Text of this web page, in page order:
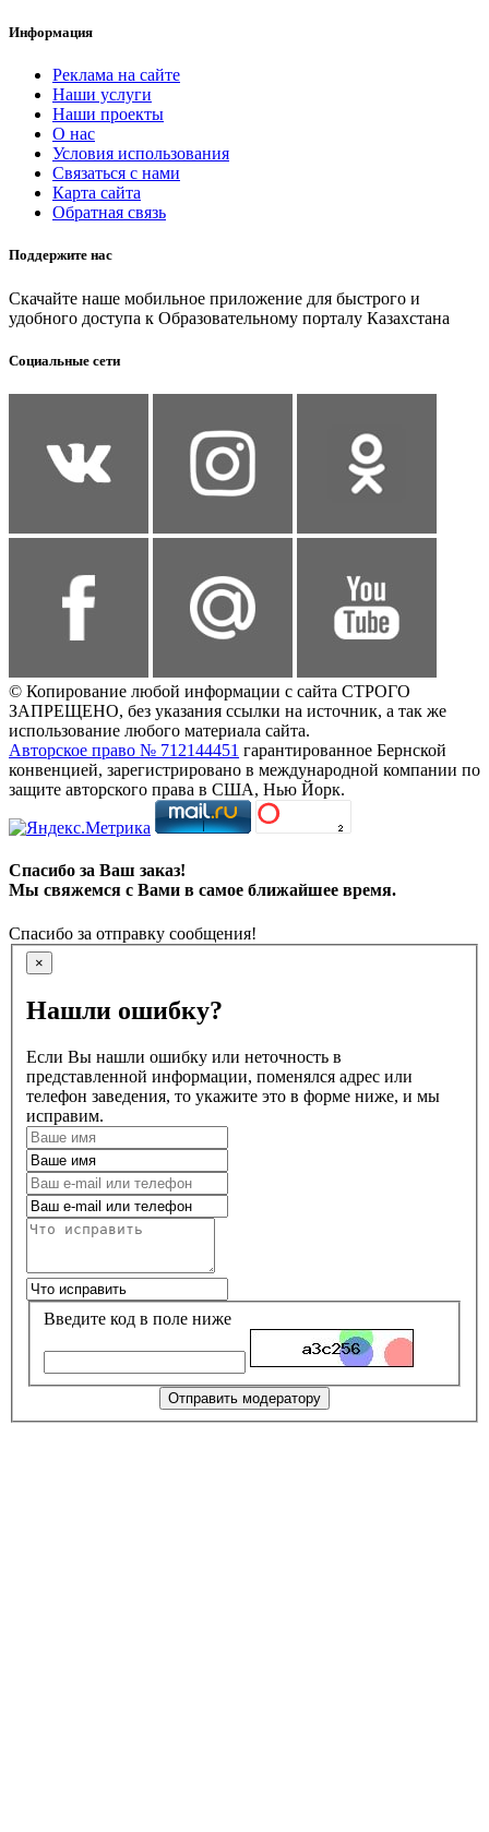
Информация
Реклама на сайте
Наши услуги
Наши проекты
О нас
Условия использования
Связаться с нами
Карта сайта
Обратная связь
Поддержите нас
Скачайте наше мобильное приложение для быстрого и
удобного доступа к Образовательному порталу Казахстана
Социальные сети
© Копирование любой информации с сайта СТРОГО
ЗАПРЕЩЕНО, без указания ссылки на источник, а так же
использование любого материала сайта.
Авторское право № 712144451 гарантированное Бернской
конвенцией, зарегистрировано в международной компании по
защите авторского права в США, Нью Йорк.
Спасибо за Ваш заказ!
Мы свяжемся с Вами в самое ближайшее время.
Спасибо за отправку сообщения!
×
Нашли ошибку?
Если Вы нашли ошибку или неточность в
представленной информации, поменялся адрес или
телефон заведения, то укажите это в форме ниже, и мы
исправим.
Введите код в поле ниже
Отправить модератору